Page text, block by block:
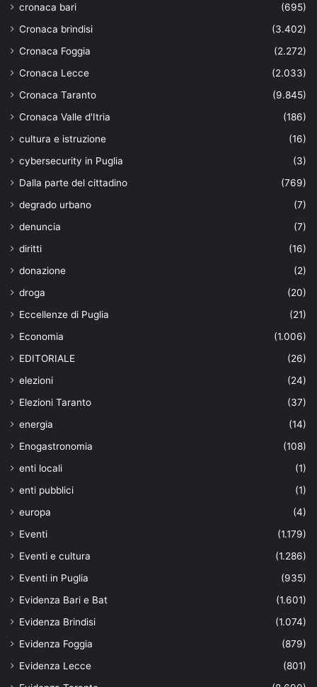
cronaca bari
(695)
Cronaca brindisi
(3.402)
Cronaca Foggia
(2.272)
Cronaca Lecce
(2.033)
Cronaca Taranto
(9.845)
Cronaca Valle d'Itria
(186)
cultura e istruzione
(16)
cybersecurity in Puglia
(3)
Dalla parte del cittadino
(769)
degrado urbano
(7)
denuncia
(7)
diritti
(16)
donazione
(2)
droga
(20)
Eccellenze di Puglia
(21)
Economia
(1.006)
EDITORIALE
(26)
elezioni
(24)
Elezioni Taranto
(37)
energia
(14)
Enogastronomia
(108)
enti locali
(1)
enti pubblici
(1)
europa
(4)
Eventi
(1.179)
Eventi e cultura
(1.286)
Eventi in Puglia
(935)
Evidenza Bari e Bat
(1.601)
Evidenza Brindisi
(1.074)
Evidenza Foggia
(879)
Evidenza Lecce
(801)